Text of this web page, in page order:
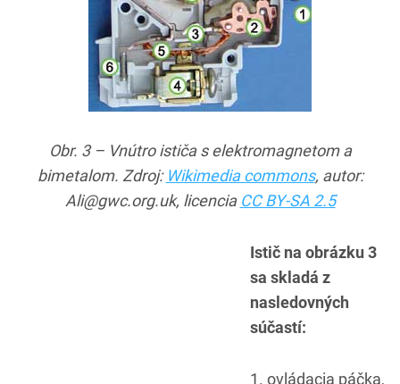
Obr. 3 – Vnútro ističa s elektromagnetom a
bimetalom. Zdroj: Wikimedia commons, autor:
Ali@gwc.org.uk, licencia CC BY-SA 2.5
Istič na obrázku 3
sa skladá z
nasledovných
súčastí:
1. ovládacia páčka,